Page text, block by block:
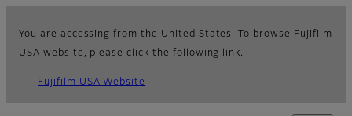
You are accessing from the United States. To browse Fujifilm
USA website, please click the following link.
Fujifilm USA Website